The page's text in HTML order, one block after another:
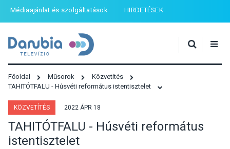
Médiaajánlat és szolgáltatások HIRDETÉSEK
Főoldal Műsorok
Közvetítés
TAHITÓTFALU - Húsvéti református istentisztelet
KÖZVETÍTÉS 2022 ÁPR 18
TAHITÓTFALU - Húsvéti református
istentisztelet